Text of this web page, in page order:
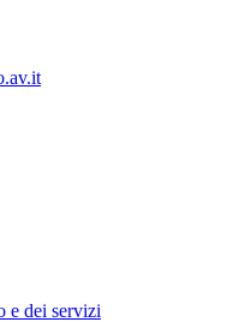
e dei servizi